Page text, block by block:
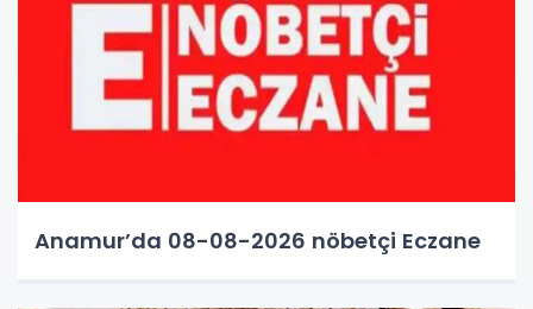
Anamur’da 08-08-2026 nöbetçi Eczane